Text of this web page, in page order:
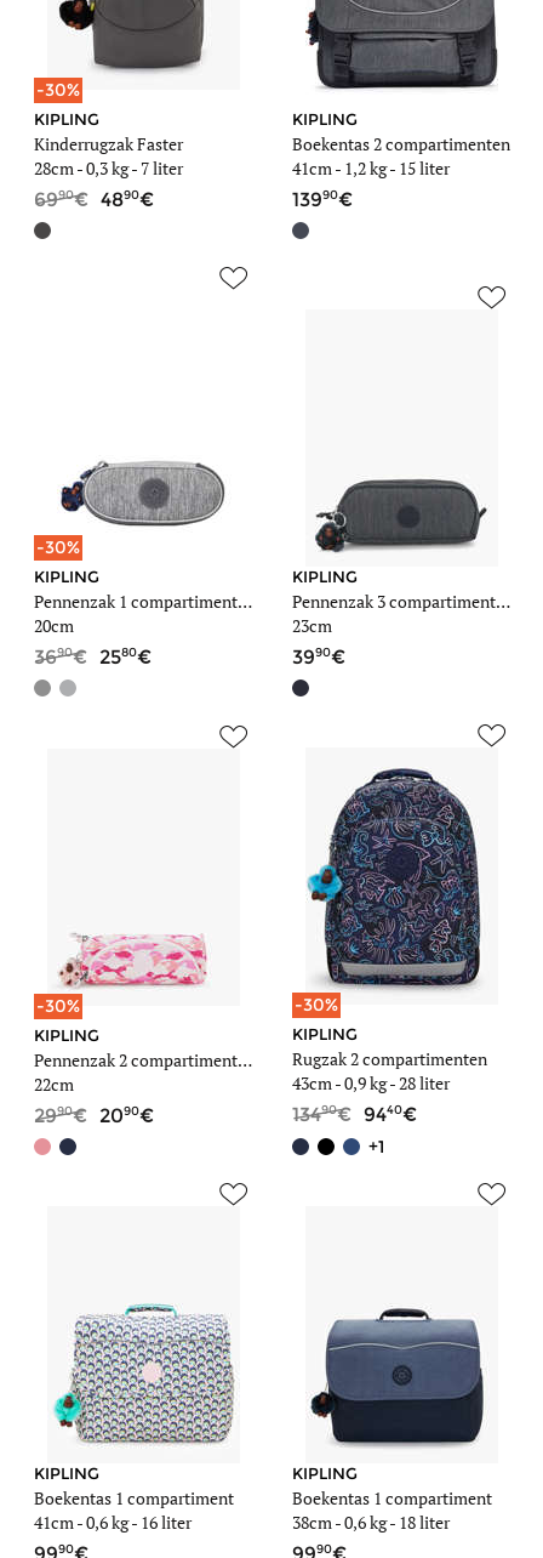
-30%
KIPLING
Kinderrugzak Faster
28cm -0,3 kg- 7 liter
6990 4890
KIPLING
Boekentas 2 compartimenten
41cm - 1,2 kg- 15 liter
13990
-30%
KIPLING
Pennenzak 1 compartiment Back to school / pbg
20cm
3690 2580
KIPLING
Pennenzak 3 compartimenten Back to school
23cm
3990
-30%
KIPLING
Pennenzak 2 compartimenten Back to school / pbg
22cm
2990 2090
-30%
KIPLING
Rugzak 2 compartimenten
43cm -0,9 kg- 28 liter
13490 9440
+1
KIPLING
Boekentas 1 compartiment
41cm -0,6 kg- 16 liter
90
KIPLING
Boekentas 1 compartiment
38cm -0,6 kg- 18 liter
90